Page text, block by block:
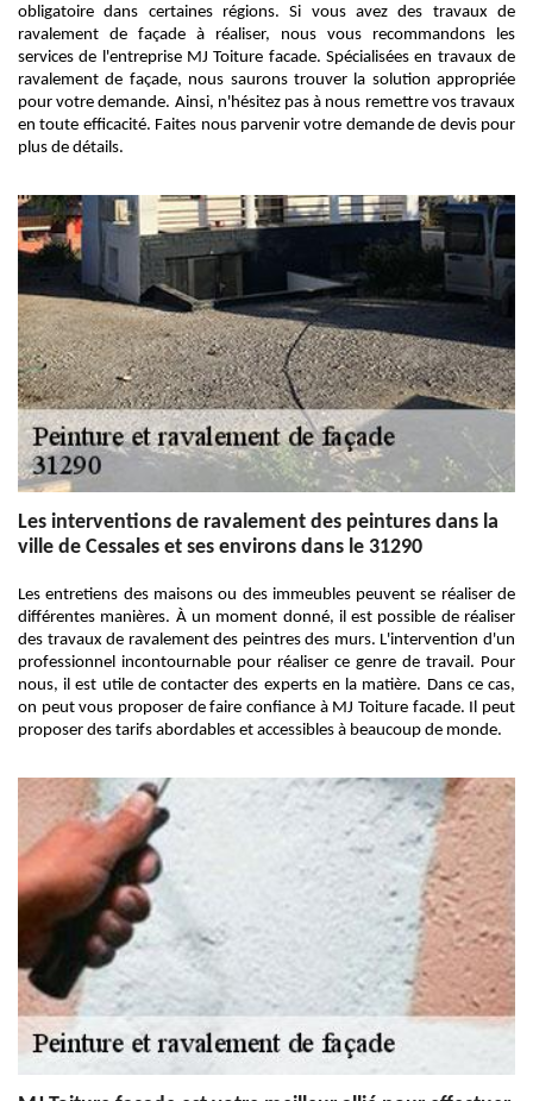
obligatoire dans certaines régions. Si vous avez des travaux de
ravalement de façade à réaliser, nous vous recommandons les
services de l'entreprise MJ Toiture facade. Spécialisées en travaux de
ravalement de façade, nous saurons trouver la solution appropriée
pour votre demande. Ainsi, n'hésitez pas à nous remettre vos travaux
en toute efficacité. Faites nous parvenir votre demande de devis pour
plus de détails.
Les interventions de ravalement des peintures dans la
ville de Cessales et ses environs dans le 31290
Les entretiens des maisons ou des immeubles peuvent se réaliser de
différentes manières. À un moment donné, il est possible de réaliser
des travaux de ravalement des peintres des murs. L'intervention d'un
professionnel incontournable pour réaliser ce genre de travail. Pour
nous, il est utile de contacter des experts en la matière. Dans ce cas,
on peut vous proposer de faire confiance à MJ Toiture facade. Il peut
proposer des tarifs abordables et accessibles à beaucoup de monde.